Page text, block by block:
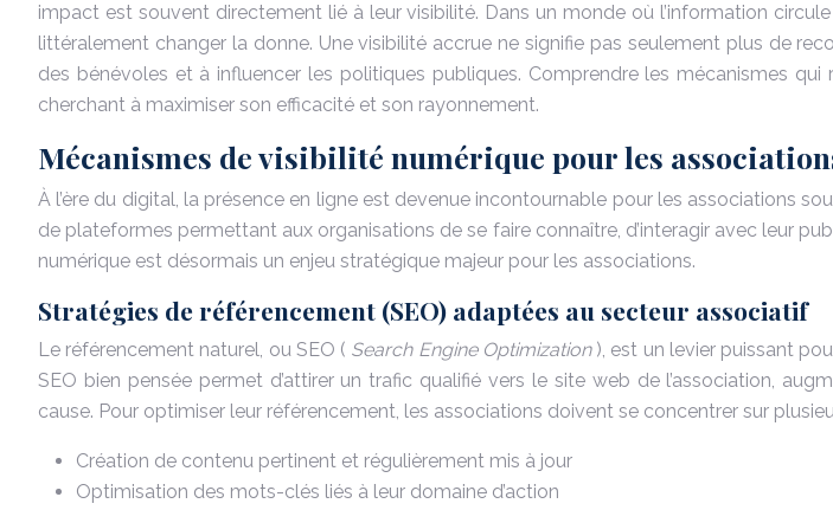
impact est souvent directement lié à leur visibilité. Dans un monde où l’information
littéralement changer la donne. Une visibilité accrue ne signifie pas seulement plus de
des bénévoles et à influencer les politiques publiques. Comprendre les mécanismes
cherchant à maximiser son efficacité et son rayonnement.
Mécanismes de visibilité numérique pour les
À l’ère du digital, la présence en ligne est devenue incontournable pour les associations
de plateformes permettant aux organisations de se faire connaître, d’interagir avec leur
numérique est désormais un enjeu stratégique majeur pour les associations.
Stratégies de référencement (SEO) adaptées au secteur associatif
Le référencement naturel, ou SEO ( Search Engine Optimization ), est un levier puissant
SEO bien pensée permet d’attirer un trafic qualifié vers le site web de l’association,
cause. Pour optimiser leur référencement, les associations doivent se concentrer sur
Création de contenu pertinent et régulièrement mis à jour
Optimisation des mots-clés liés à leur domaine d’action